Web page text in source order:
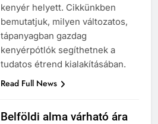
kenyér helyett. Cikkünkben
bemutatjuk, milyen változatos,
tápanyagban gazdag
kenyérpótlók segíthetnek a
tudatos étrend kialakításában.
Read Full News
Belföldi alma várható ára